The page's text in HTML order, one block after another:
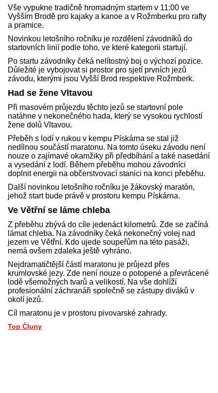
Vše vypukne tradičně hromadným startem v 11:00 ve
Vyšším Brodě pro kajaky a kanoe a v Rožmberku pro rafty
a pramice.
Novinkou letošního ročníku je rozdělení závodníků do
startovních linií podle toho, ve které kategorii startují.
Po startu závodníky čeká nelítostný boj o výchozí pozice.
Důležité je vybojovat si prostor pro sjetí prvních jezů
závodu, kterými jsou Vyšší Brod respektive Rožmberk.
Had se žene Vltavou
Při masovém průjezdu těchto jezů se startovní pole
natáhne v nekonečného hada, který se vysokou rychlostí
žene dolů Vltavou.
Přeběh s lodí v rukou v kempu Pískárna se stal již
nedílnou součástí maratonu. Na tomto úseku závodu není
nouze o zajímavé okamžiky při předbíhání a také nasedání
a vysedání z lodí. Během přeběhu mohou závodníci
doplnit energii na občerstvovací stanici na konci přeběhu.
Další novinkou letošního ročníku je žákovský maratón,
jehož start bude právě v prostoru kempu Pískárna.
Ve Větřní se láme chleba
Z přeběhu zbývá do cíle jedenáct kilometrů. Zde se začíná
lámat chleba. Na závodníky čeká nekonečný volej nad
jezem ve Větřní. Kdo ujede soupeřům na této pasáži,
nemá ovšem zdaleka ještě vyhráno.
Nejdramatičtější částí maratonu je průjezd přes
krumlovské jezy. Zde není nouze o potopené a převrácené
lodě všemožných tvarů a velikostí. Na vše dohlíží
profesionální záchranáři společně se zástupy diváků v
okolí jezů.
Cíl maratonu je v prostoru pivovarské zahrady.
Top Čluny